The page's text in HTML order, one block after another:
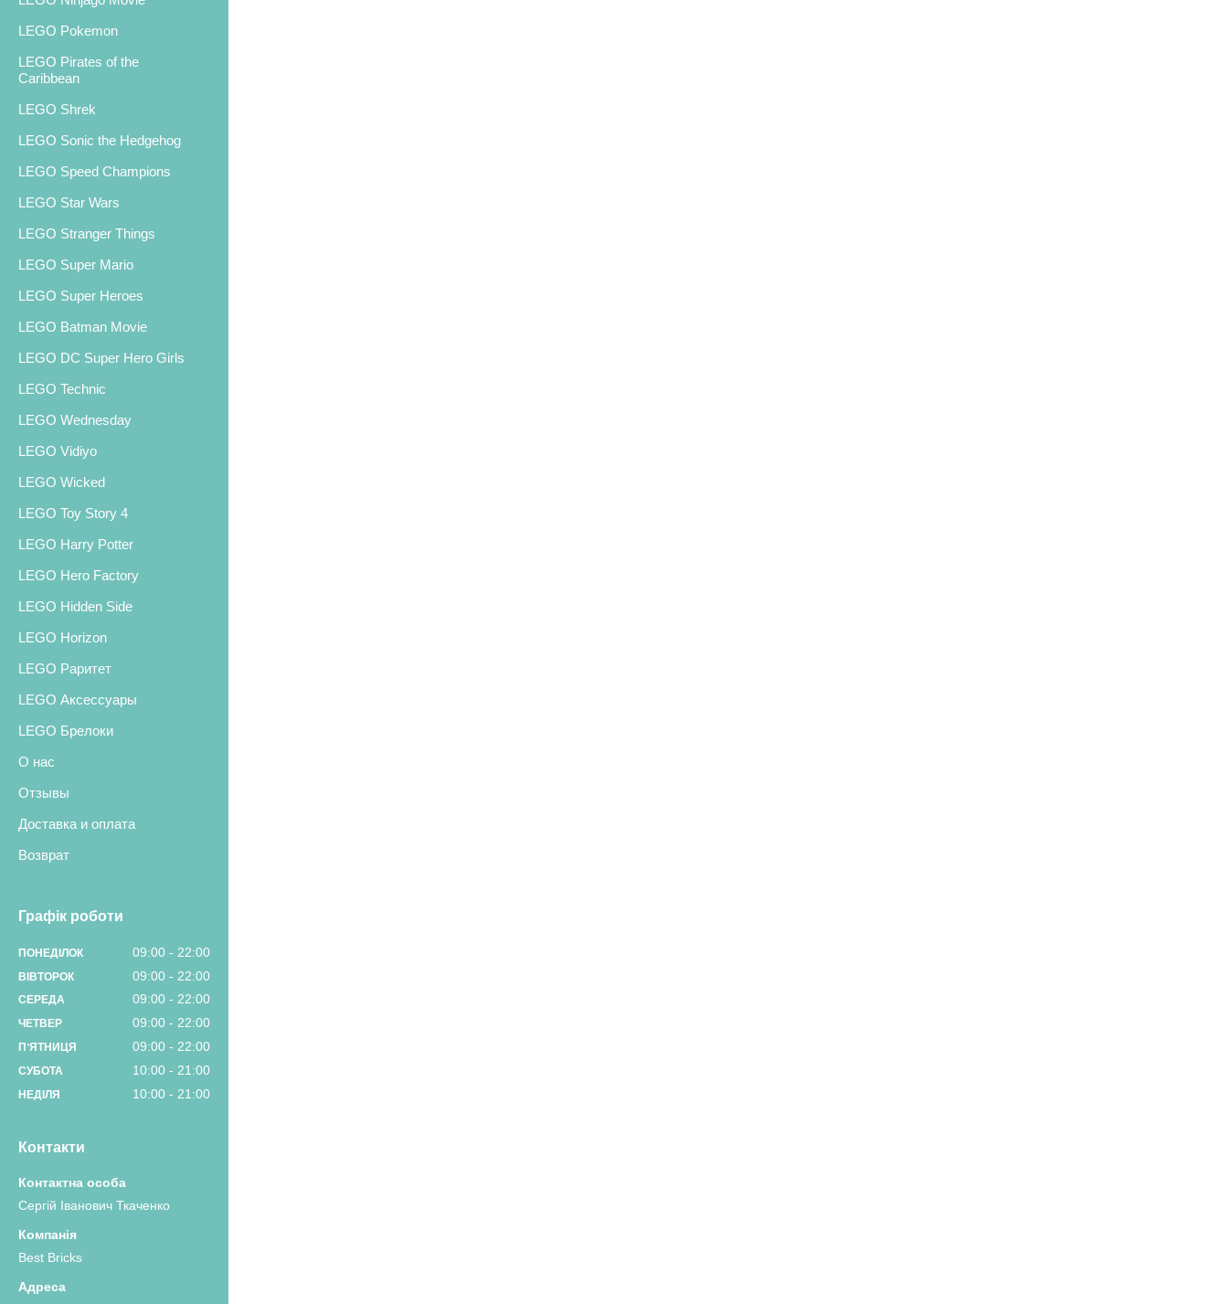
LEGO Pokemon
LEGO Pirates of the
Caribbean
LEGO Shrek
LEGO Sonic the Hedgehog
LEGO Speed Champions
LEGO Star Wars
LEGO Stranger Things
LEGO Super Mario
LEGO Super Heroes
LEGO Batman Movie
LEGO DC Super Hero Girls
LEGO Technic
LEGO Wednesday
LEGO Vidiyo
LEGO Wicked
LEGO Toy Story 4
LEGO Harry Potter
LEGO Hero Factory
LEGO Hidden Side
LEGO Horizon
LEGO Раритет
LEGO Аксессуары
LEGO Брелоки
О нас
Отзывы
Доставка и оплата
Возврат
Графік роботи
ПОНЕДІЛОК 09:00 22:00
ВІВТОРОК 09:00 22:00
СЕРЕДА 09:00 22:00
ЧЕТВЕР 09:00 22:00
ПʼЯТНИЦЯ 09:00 22:00
СУБОТА 10:00 21:00
НЕДІЛЯ 10:00 21:00
Контакти
Сергій Іванович Ткаченко
Best Bricks